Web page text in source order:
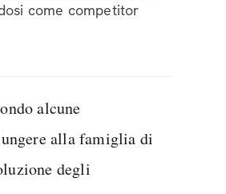
come competitor
alcune
alla famiglia di
degli